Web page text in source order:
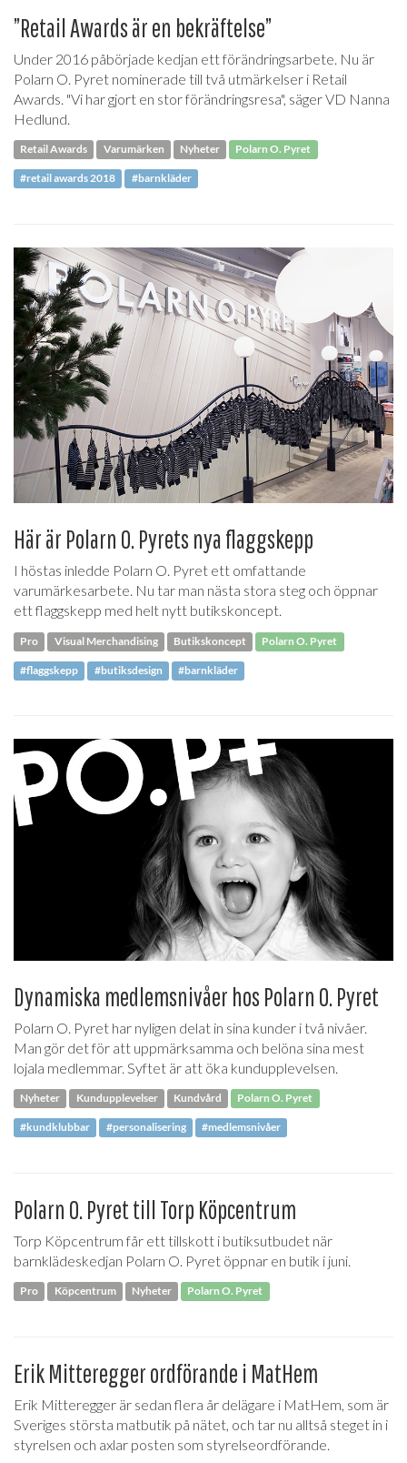
”Retail Awards är en bekräftelse”
Under 2016 påbörjade kedjan ett förändringsarbete. Nu är
Polarn O. Pyret nominerade till två utmärkelser i Retail
Awards. "Vi har gjort en stor förändringsresa", säger VD Nanna
Hedlund.
Retail Awards Varumärken Nyheter Polarn O. Pyret
#retail awards 2018 #barnkläder
Här är Polarn O. Pyrets nya flaggskepp
I höstas inledde Polarn O. Pyret ett omfattande
varumärkesarbete. Nu tar man nästa stora steg och öppnar
ett flaggskepp med helt nytt butikskoncept.
Pro Visual Merchandising Butikskoncept Polarn O. Pyret
#flaggskepp #butiksdesign #barnkläder
Dynamiska medlemsnivåer hos Polarn O. Pyret
Polarn O. Pyret har nyligen delat in sina kunder i två nivåer.
Man gör det för att uppmärksamma och belöna sina mest
lojala medlemmar. Syftet är att öka kundupplevelsen.
Nyheter Kundupplevelser Kundvård Polarn O. Pyret
#kundklubbar #personalisering #medlemsnivåer
Polarn O. Pyret till Torp Köpcentrum
Torp Köpcentrum får ett tillskott i butiksutbudet när
barnklädeskedjan Polarn O. Pyret öppnar en butik i juni.
Pro Köpcentrum Nyheter Polarn O. Pyret
Erik Mitteregger ordförande i MatHem
Erik Mitteregger är sedan flera år delägare i MatHem, som är
Sveriges största matbutik på nätet, och tar nu alltså steget in i
styrelsen och axlar posten som styrelseordförande.